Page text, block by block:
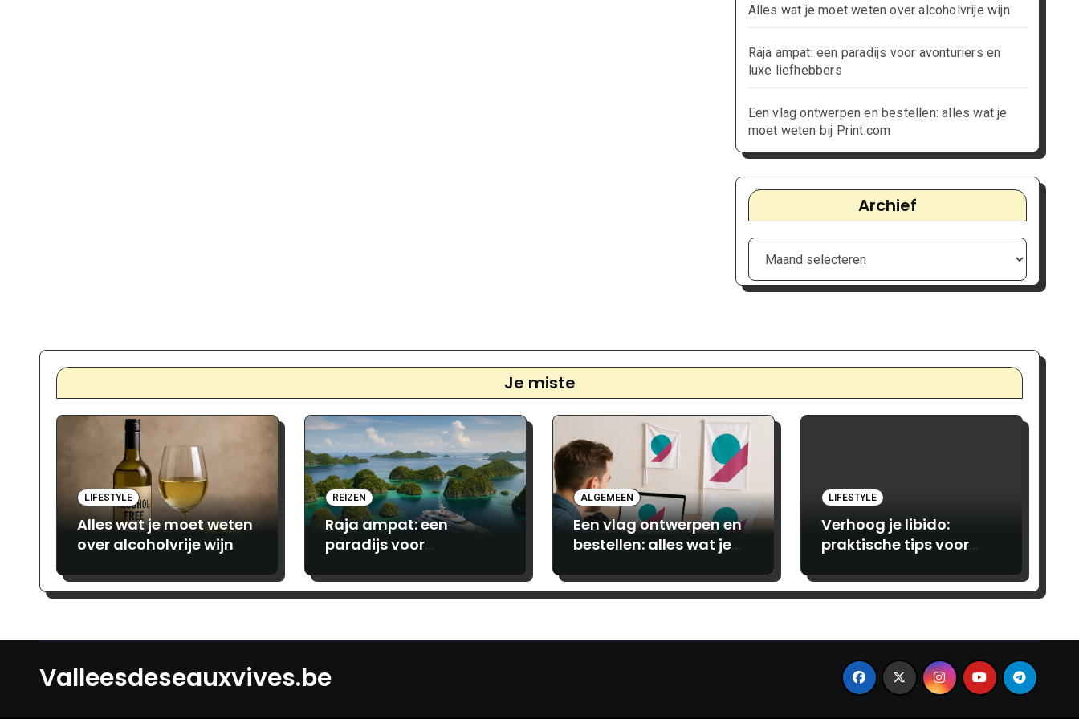
Alles wat je moet weten over alcoholvrije wijn
Raja ampat: een paradijs voor avonturiers en
luxe liefhebbers
Een vlag ontwerpen en bestellen: alles wat je
moet weten bij Print.com
Archief
Archief
Je miste
LIFESTYLE
Alles wat je moet weten
over alcoholvrije wijn
REIZEN
Raja ampat: een
paradijs voor
liefhebbers
ALGEMEEN
Een vlag ontwerpen en
bestellen: alles wat je
Print.com
LIFESTYLE
Verhoog je libido:
praktische tips voor
Valleesdeseauxvives.be